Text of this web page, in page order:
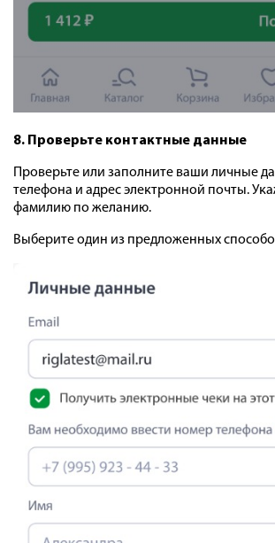
8. Проверьте контактные данные
Проверьте или заполните ваши личные
телефона и адрес электронной почты.
фамилию по желанию.
Выберите один из предложенных